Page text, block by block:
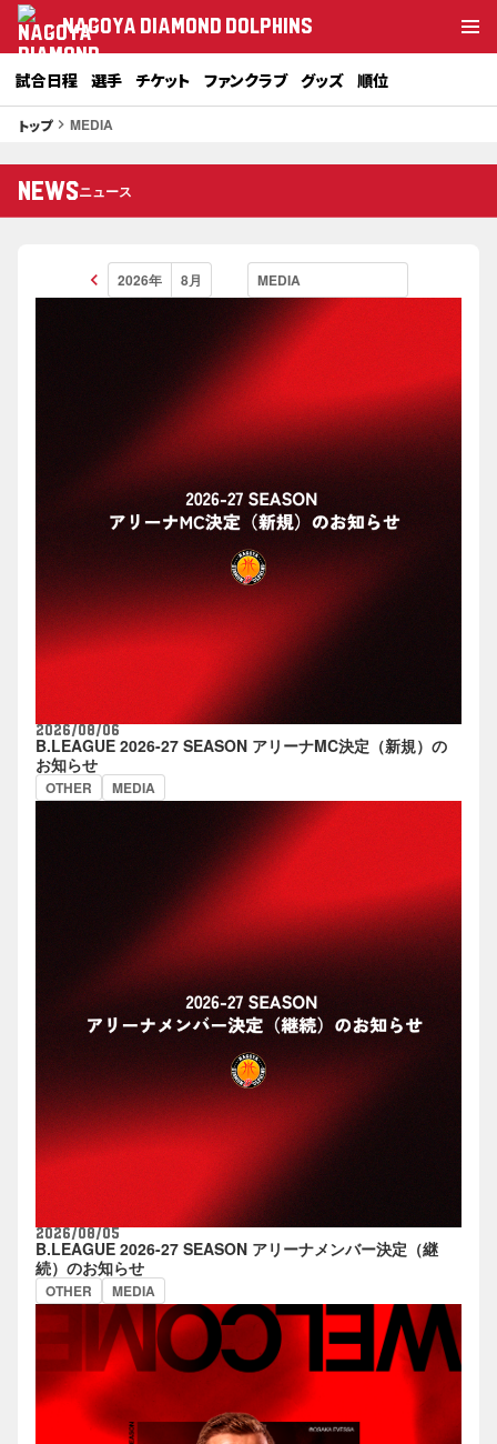
NAGOYA DIAMOND DOLPHINS
試合日程 選手 チケット ファンクラブ グッズ 順位
トップkeyboard_arrow_right MEDIA
NEWSニュース
keyboard_arrow_left
2026/08/06
B.LEAGUE 2026-27 SEASON アリーナMC決定（新規）の
お知らせ
OTHER MEDIA
2026/08/05
B.LEAGUE 2026-27 SEASON アリーナメンバー決定（継
続）のお知らせ
OTHER MEDIA